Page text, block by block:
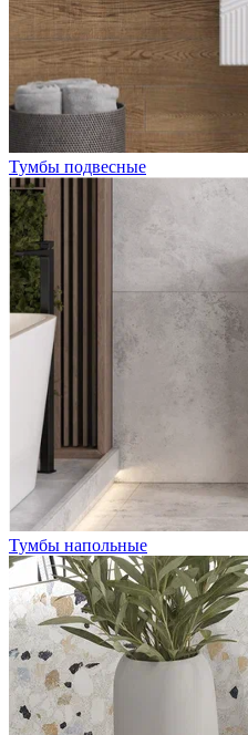
Тумбы подвесные
Тумбы напольные